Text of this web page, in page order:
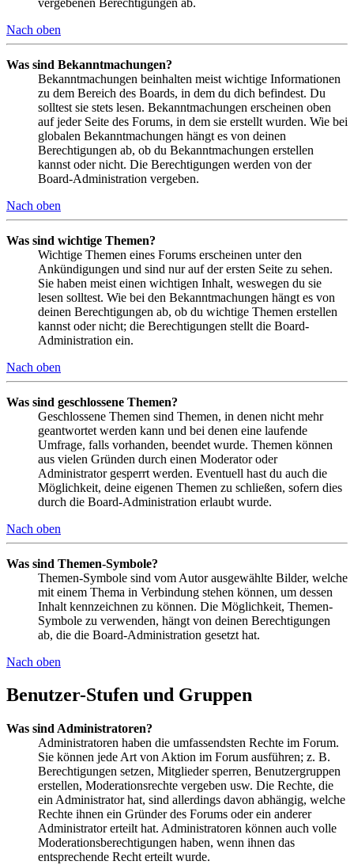
Nach oben
Was sind Bekanntmachungen?
Bekanntmachungen beinhalten meist wichtige Informationen
zu dem Bereich des Boards, in dem du dich befindest. Du
solltest sie stets lesen. Bekanntmachungen erscheinen oben
auf jeder Seite des Forums, in dem sie erstellt wurden. Wie bei
globalen Bekanntmachungen hängt es von deinen
Berechtigungen ab, ob du Bekanntmachungen erstellen
kannst oder nicht. Die Berechtigungen werden von der
Board-Administration vergeben.
Nach oben
Was sind wichtige Themen?
Wichtige Themen eines Forums erscheinen unter den
Ankündigungen und sind nur auf der ersten Seite zu sehen.
Sie haben meist einen wichtigen Inhalt, weswegen du sie
lesen solltest. Wie bei den Bekanntmachungen hängt es von
deinen Berechtigungen ab, ob du wichtige Themen erstellen
kannst oder nicht; die Berechtigungen stellt die Board-
Administration ein.
Nach oben
Was sind geschlossene Themen?
Geschlossene Themen sind Themen, in denen nicht mehr
geantwortet werden kann und bei denen eine laufende
Umfrage, falls vorhanden, beendet wurde. Themen können
aus vielen Gründen durch einen Moderator oder
Administrator gesperrt werden. Eventuell hast du auch die
Möglichkeit, deine eigenen Themen zu schließen, sofern dies
durch die Board-Administration erlaubt wurde.
Nach oben
Was sind Themen-Symbole?
Themen-Symbole sind vom Autor ausgewählte Bilder, welche
mit einem Thema in Verbindung stehen können, um dessen
Inhalt kennzeichnen zu können. Die Möglichkeit, Themen-
Symbole zu verwenden, hängt von deinen Berechtigungen
ab, die die Board-Administration gesetzt hat.
Nach oben
Benutzer-Stufen und Gruppen
Was sind Administratoren?
Administratoren haben die umfassendsten Rechte im Forum.
Sie können jede Art von Aktion im Forum ausführen; z. B.
Berechtigungen setzen, Mitglieder sperren, Benutzergruppen
erstellen, Moderationsrechte vergeben usw. Die Rechte, die
ein Administrator hat, sind allerdings davon abhängig, welche
Rechte ihnen ein Gründer des Forums oder ein anderer
Administrator erteilt hat. Administratoren können auch volle
Moderationsberechtigungen haben, wenn ihnen das
entsprechende Recht erteilt wurde.